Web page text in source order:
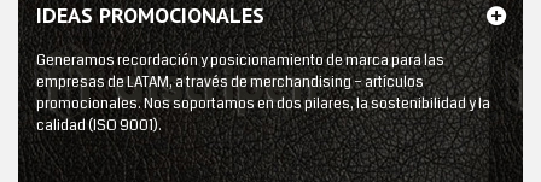
IDEAS PROMOCIONALES
Generamos recordación y posicionamiento de marca para las
empresas de LATAM, a través de merchandising – artículos
promocionales. Nos soportamos en dos pilares, la sostenibilidad y la
calidad (ISO 9001).